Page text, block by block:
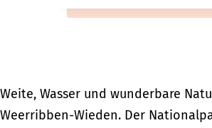
Weite, Wasser und wunderbare
Weerribben-Wieden. Der